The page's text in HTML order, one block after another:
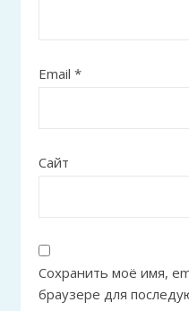
Email *
Сайт
Сохранить моё имя,
браузере для